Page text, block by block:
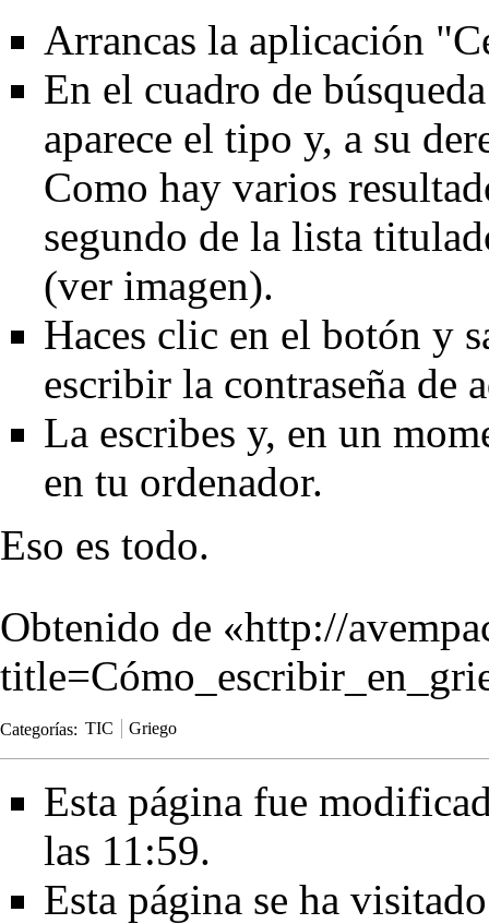
Arrancas la aplicación
En el cuadro de
aparece el tipo y, a su
Como hay varios
segundo de la lista
(ver imagen).
Haces clic en el botón y
escribir la contraseña de
La escribes y, en un
en tu ordenador.
Eso es todo.
Obtenido de «http://
Categorías: TIC Griego
Esta página fue
las 11:59.
Esta página se ha